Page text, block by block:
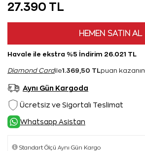
27.390 TL
HEMEN SATIN AL
Havale ile ekstra %5 İndirim 26.021 TL
Diamond Cardile1.369,50 TL puan kazanın
Aynı Gün Kargoda
Ücretsiz ve Sigortalı Teslimat
Whatsapp Asistan